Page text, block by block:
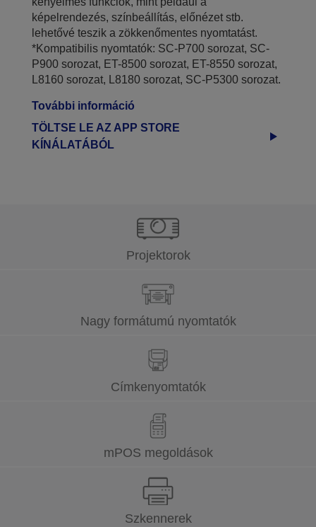
képelrendezés, színbeállítás, előnézet stb.
lehetővé teszik a zökkenőmentes nyomtatást.
*Kompatibilis nyomtatók: SC-P700 sorozat, SC-
P900 sorozat, ET-8500 sorozat, ET-8550 sorozat,
L8160 sorozat, L8180 sorozat, SC-P5300 sorozat.
További információ
TÖLTSE LE AZ APP STORE
KÍNÁLATÁBÓL
Projektorok
Nagy formátumú nyomtatók
Címkenyomtatók
mPOS megoldások
Szkennerek